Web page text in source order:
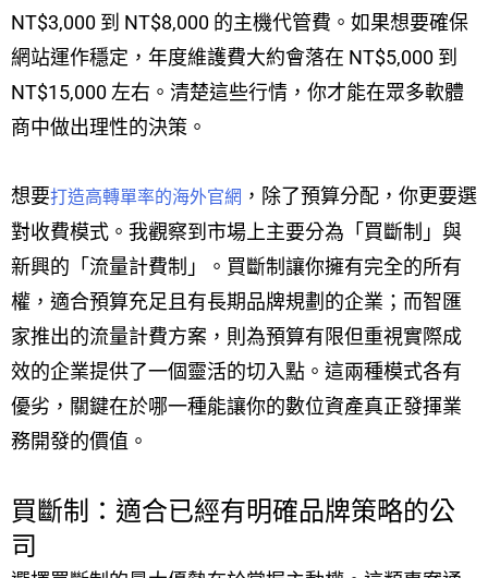
NT$3,000 到 NT$8,000 的主機代管費。如果想要確保
網站運作穩定，年度維護費大約會落在 NT$5,000 到
NT$15,000 左右。清楚這些行情，你才能在眾多軟體
商中做出理性的決策。
想要打造高轉單率的海外官網 ，除了預算分配，你更要選
對收費模式。我觀察到市場上主要分為「買斷制」與
新興的「流量計費制」。買斷制讓你擁有完全的所有
權，適合預算充足且有長期品牌規劃的企業；而智匯
家推出的流量計費方案，則為預算有限但重視實際成
效的企業提供了一個靈活的切入點。這兩種模式各有
優劣，關鍵在於哪一種能讓你的數位資產真正發揮業
務開發的價值。
買斷制：適合已經有明確品牌策略的公
司